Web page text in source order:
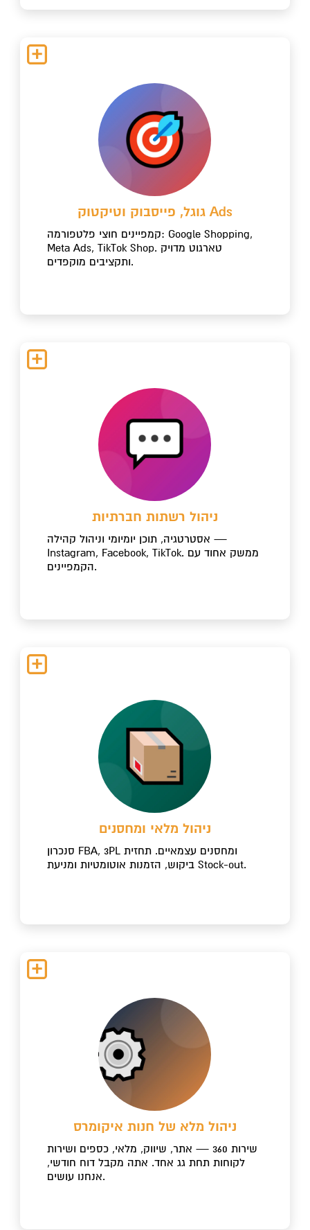
גוגל, פייסבוק וטיקטוק Ads
קמפיינים חוצי פלטפורמה: Google Shopping,
Meta Ads, TikTok Shop. טארגוט מדויק
ותקציבים מוקפדים.
ניהול רשתות חברתיות
אסטרטגיה, תוכן יומיומי וניהול קהילה —
Instagram, Facebook, TikTok. ממשק אחוד עם
הקמפיינים.
ניהול מלאי ומחסנים
סנכרון FBA, 3PL ומחסנים עצמאיים. תחזית
ביקוש, הזמנות אוטומטיות ומניעת Stock-out.
ניהול מלא של חנות איקומרס
שירות 360 — אתר, שיווק, מלאי, כספים ושירות
לקוחות תחת גג אחד. אתה מקבל דוח חודשי,
אנחנו עושים.